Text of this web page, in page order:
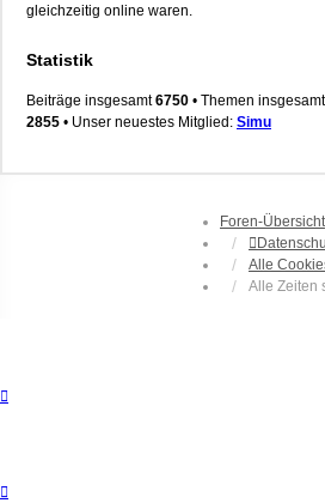
gleichzeitig online waren.
Statistik
Beiträge insgesamt6750 • Themen insgesamt
2855 • Unser neuestes Mitglied: Simu
Foren-Übersicht
Alle
Alle Zeiten